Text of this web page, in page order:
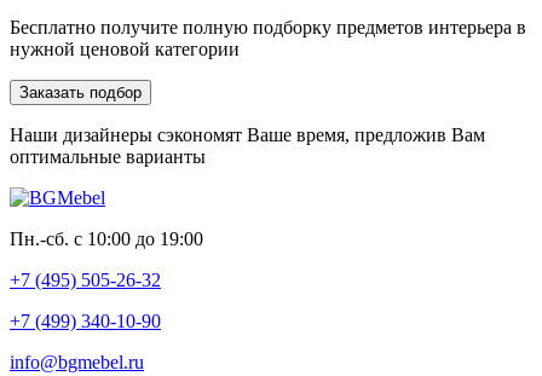
Бесплатно получите полную подборку предметов интерьера в
нужной ценовой категории
Заказать подбор
Наши дизайнеры сэкономят Ваше время, предложив Вам
оптимальные варианты
Пн.-сб. с 10:00 до 19:00
+7 (495) 505-26-32
+7 (499) 340-10-90
info@bgmebel.ru